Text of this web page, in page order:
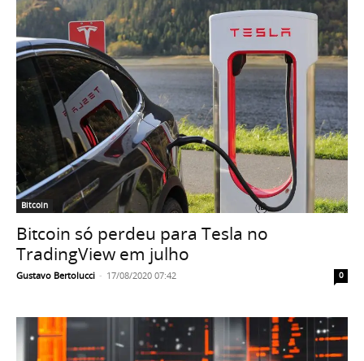
Bitcoin
Bitcoin só perdeu para Tesla no
TradingView em julho
Gustavo Bertolucci - 17/08/2020 07:42 0